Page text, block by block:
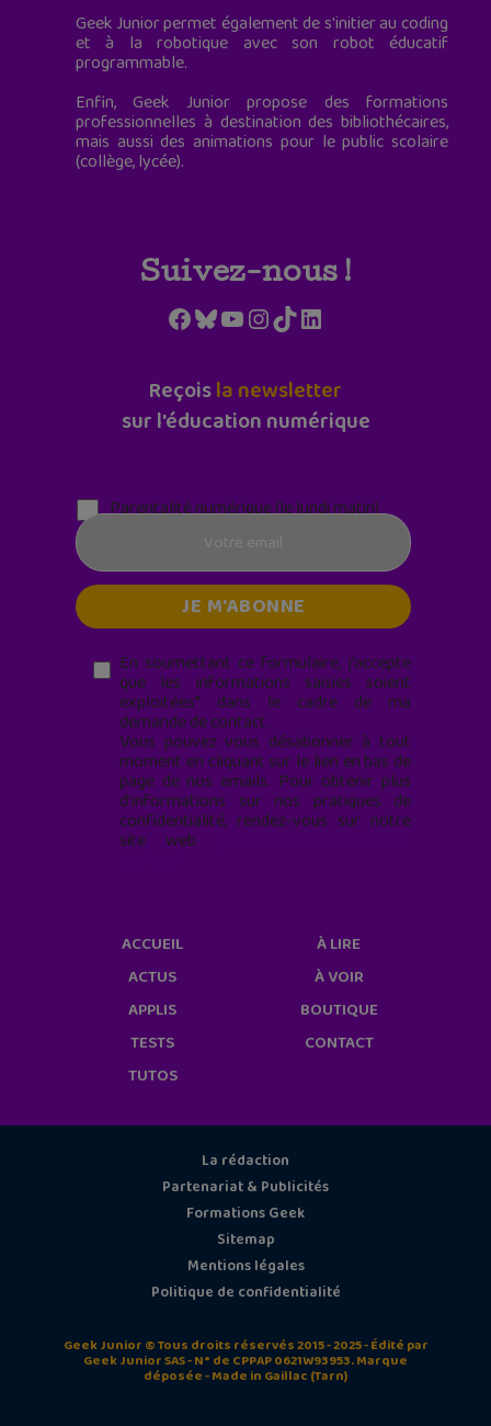
Geek Junior permet également de s'initier au coding
et à la robotique avec son robot éducatif
programmable.
Enfin, Geek Junior propose des formations
professionnelles à destination des bibliothécaires,
mais aussi des animations pour le public scolaire
(collège, lycée).
Suivez-nous !
Facebook
Bluesky
YouTube
Instagram
TikTokLinkedIn
Reçoisla newsletter
sur l'éducation numérique
Parentalité numérique (le lundi matin)
En soumettant ce formulaire, j’accepte
que les informations saisies soient
exploitées* dans le cadre de ma
demande de contact.
Vous pouvez vous désabonner à tout
moment en cliquant sur le lien en bas de
page de nos emails. Pour obtenir plus
d'informations sur nos pratiques de
confidentialité, rendez-vous sur notre
site web
ACCUEIL
ACTUS
APPLIS
TESTS
TUTOS
À LIRE
À VOIR
BOUTIQUE
CONTACT
La rédaction
Partenariat & Publicités
Formations Geek
Sitemap
Mentions légales
Politique de confidentialité
Geek Junior © Tous droits réservés 2015 - 2025 - Édité par
Geek Junior SAS - N° de CPPAP 0621W93953. Marque
déposée - Made in Gaillac (Tarn)